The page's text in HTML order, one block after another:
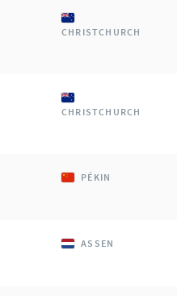
CHRISTCHURCH
CHRISTCHURCH
PÉKIN
ASSEN